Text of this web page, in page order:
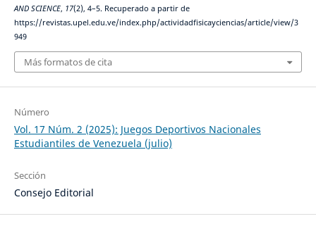
AND SCIENCE, 17(2), 4–5. Recuperado a partir de
https://revistas.upel.edu.ve/index.php/actividadfisicayciencias/article/view/3
949
Más formatos de cita
Número
Vol. 17 Núm. 2 (2025): Juegos Deportivos Nacionales
Estudiantiles de Venezuela (julio)
Sección
Consejo Editorial